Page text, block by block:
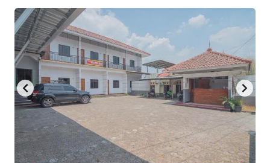
mark
key
to
get
the
keyboard
shortcuts
for
changing
mark
key
to
get
the
keyboard
shortcuts
for
changing